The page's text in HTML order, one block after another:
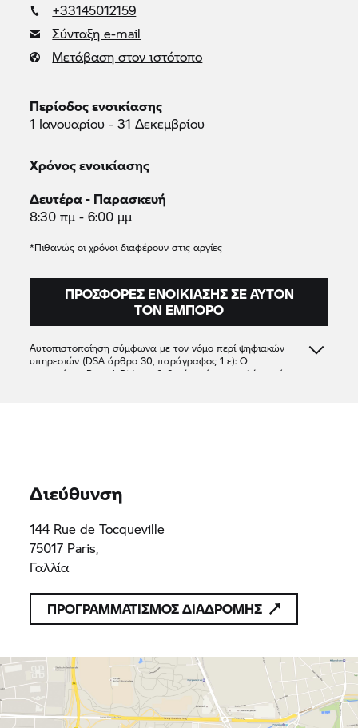
+33145012159
Σύνταξη e-mail
Μετάβαση στον ιστότοπο
Περίοδος ενοικίασης
1 Ιανουαρίου - 31 Δεκεμβρίου
Χρόνος ενοικίασης
Δευτέρα - Παρασκευή
8:30 πμ - 6:00 μμ
*Πιθανώς οι χρόνοι διαφέρουν στις αργίες
ΠΡΟΣΦΟΡΈΣ ΕΝΟΙΚΊΑΣΗΣ ΣΕ ΑΥΤΌΝ
ΤΟΝ ΈΜΠΟΡΟ
Αυτοπιστοποίηση σύμφωνα με τον νόμο περί ψηφιακών
υπηρεσιών (DSA άρθρο 30, παράγραφος 1 ε): Ο
συνεργάτης Rent A Ride
επιβεβαιώνει ότι προσφέρει μόνο
Διεύθυνση
144 Rue de Tocqueville
75017 Paris,
Γαλλία
ΠΡΟΓΡΑΜΜΑΤΙΣΜΟΣ ΔΙΑΔΡΟΜΗΣ